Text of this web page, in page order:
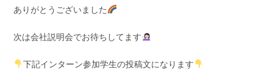
ありがとうございました
次は会社説明会でお待ちしてます
下記インターン参加学生の投稿文になります